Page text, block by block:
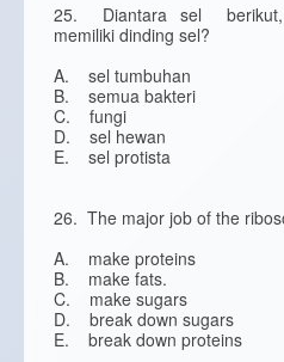
25. Diantara sel berikut,
memiliki dinding sel?
A. sel tumbuhan
B. semua bakteri
C. fungi
D. sel hewan
E. sel protista
26. The major job of the
A. make proteins
B. make fats.
C. make sugars
D. break down sugars
E. break down proteins